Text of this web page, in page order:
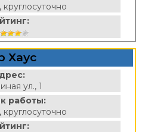
Хаус
ул., 1
работы: